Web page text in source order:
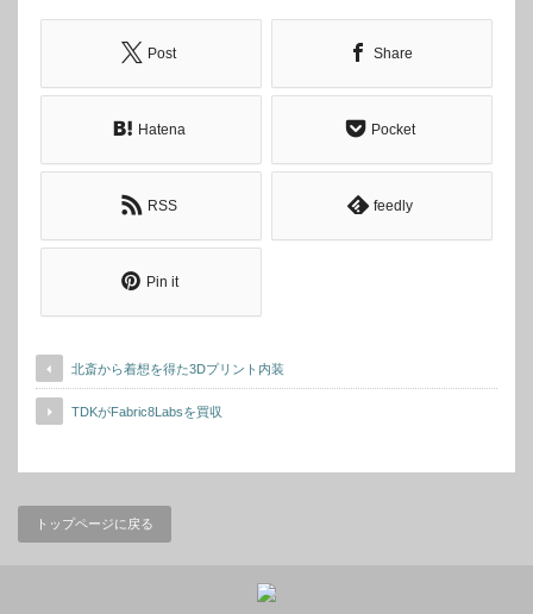
Post Share
Hatena Pocket
RSS feedly
Pin it
北斎から着想を得た3Dプリント内装
TDKがFabric8Labsを買収
トップページに戻る